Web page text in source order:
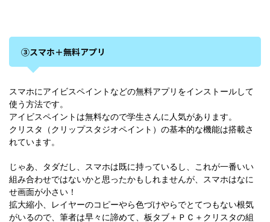
③スマホ＋無料アプリ
スマホにアイビスペイントなどの無料アプリをインストールして
使う方法です。
アイビスペイントは無料なので学生さんに人気があります。
クリスタ（クリップスタジオペイント）の基本的な機能は搭載さ
れています。
じゃあ、タダだし、スマホは既に持っているし、これが一番いい
組み合わせではないかと思ったかもしれませんが、スマホはなに
せ画面が小さい！
拡大縮小、レイヤーのコピーやら色づけやらでとてつもない根気
がいるので、筆者は早々に諦めて、板タブ＋ＰＣ＋クリスタの組